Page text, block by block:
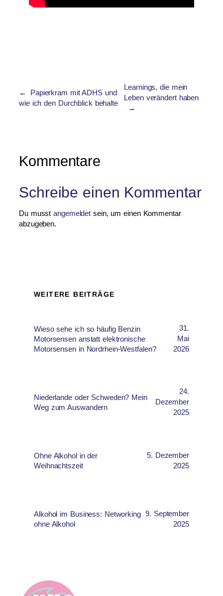
←
Papierkram mit ADHS und
wie ich den Durchblick behalte
Learnings, die mein
Leben verändert haben
→
Kommentare
Schreibe einen Kommentar
Du musstangemeldet sein, um einen Kommentar
abzugeben.
WEITERE BEITRÄGE
Wieso sehe ich so häufig Benzin
Motorsensen anstatt elektronische
Motorsensen in Nordrhein-Westfalen?
31.
Mai
2026
Niederlande oder Schweden? Mein
Weg zum Auswandern
24.
Dezember
2025
Ohne Alkohol in der
Weihnachtszeit
5. Dezember
2025
Alkohol im Business: Networking
ohne Alkohol
9. September
2025